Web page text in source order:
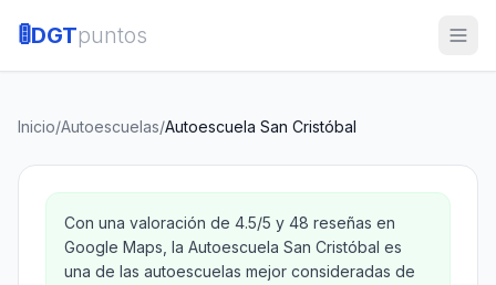
🚦DGTpuntos
Inicio/Autoescuelas/Autoescuela San Cristóbal
Con una valoración de 4.5/5 y 48 reseñas en
Google Maps, la Autoescuela San Cristóbal es
una de las autoescuelas mejor consideradas de